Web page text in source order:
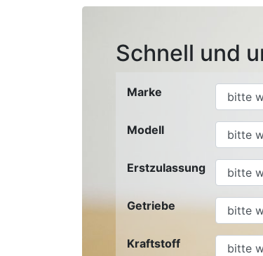
Schnell und
Marke
Modell
Erstzulassung
Getriebe
Kraftstoff